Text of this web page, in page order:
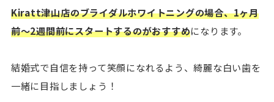
Kiratt津山店のブライダルホワイトニングの場合、1ヶ月
前〜2週間前にスタートするのがおすすめになります。
結婚式で自信を持って笑顔になれるよう、綺麗な白い歯を
一緒に目指しましょう！